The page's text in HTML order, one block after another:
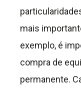
mais
exemplo, é
compra de
permanente.